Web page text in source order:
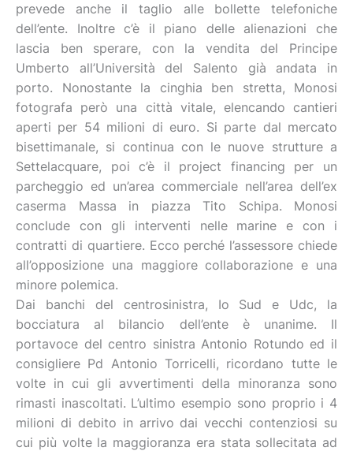
prevede anche il taglio alle bollette telefoniche
dell’ente. Inoltre c’è il piano delle alienazioni che
lascia ben sperare, con la vendita del Principe
Umberto all’Università del Salento già andata in
porto. Nonostante la cinghia ben stretta, Monosi
fotografa però una città vitale, elencando cantieri
aperti per 54 milioni di euro. Si parte dal mercato
bisettimanale, si continua con le nuove strutture a
Settelacquare, poi c’è il project financing per un
parcheggio ed un’area commerciale nell’area dell’ex
caserma Massa in piazza Tito Schipa. Monosi
conclude con gli interventi nelle marine e con i
contratti di quartiere. Ecco perché l’assessore chiede
all’opposizione una maggiore collaborazione e una
minore polemica.
Dai banchi del centrosinistra, Io Sud e Udc, la
bocciatura al bilancio dell’ente è unanime. Il
portavoce del centro sinistra Antonio Rotundo ed il
consigliere Pd Antonio Torricelli, ricordano tutte le
volte in cui gli avvertimenti della minoranza sono
rimasti inascoltati. L’ultimo esempio sono proprio i 4
milioni di debito in arrivo dai vecchi contenziosi su
cui più volte la maggioranza era stata sollecitata ad